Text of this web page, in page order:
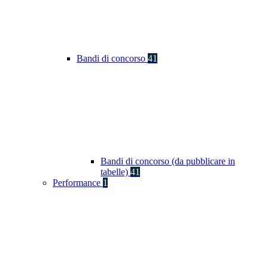
Bandi di concorso 41
Bandi di concorso (da pubblicare in
tabelle) 41
Performance 1